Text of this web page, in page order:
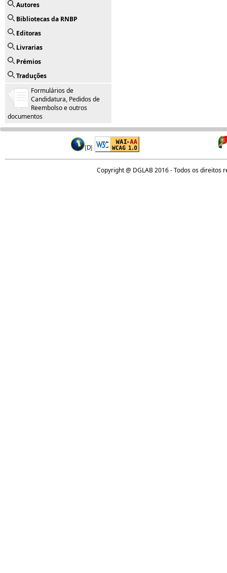
Autores
Bibliotecas da RNBP
Editoras
Livrarias
Prémios
Traduções
Formulários de
Candidatura, Pedidos de
Reembolso e outros
documentos
Copyright @ DGLAB 2016 - Todos os